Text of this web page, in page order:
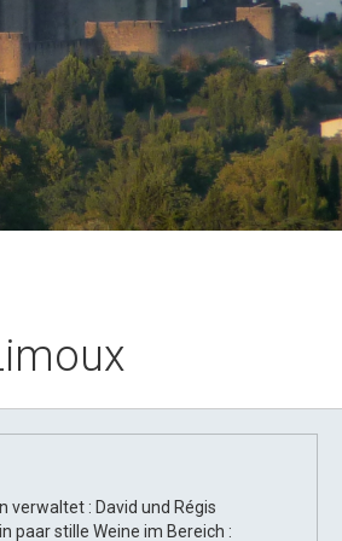
verwaltet : David und Régis
paar stille Weine im Bereich :